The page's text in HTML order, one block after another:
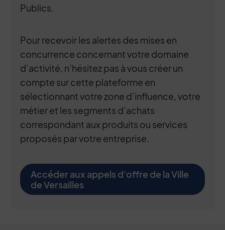
Publics.
Pour recevoir les alertes des mises en
concurrence concernant votre domaine
d’activité, n’hésitez pas à vous créer un
compte sur cette plateforme en
sélectionnant votre zone d’influence, votre
métier et les segments d’achats
correspondant aux produits ou services
proposés par votre entreprise.
Accéder aux appels d'offre de la Ville
de Versailles